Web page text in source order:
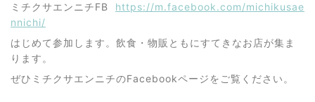
ミチクサエンニチFB https://m.facebook.com/michikusae
nnichi/
はじめて参加します。飲食・物販ともにすてきなお店が集ま
ります。
ぜひミチクサエンニチのFacebookページをご覧ください。